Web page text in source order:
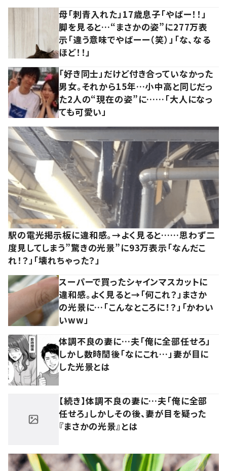
母「刺青入れた」17歳息子「やばー！！」
脚を見ると…“まさかの姿”に277万表
示「違う意味でやばーー（笑）」「な、なる
ほど！！」
「好き同士」だけど付き合っていなかった
男女。それから15年…小中高と同じだっ
た2人の“現在の姿”に……「大人になっ
ても可愛い」
駅の電光掲示板に違和感。→よく見ると……思わず二
度見してしまう”驚きの光景”に93万表示「なんだこ
れ！？」「壊れちゃった？」
スーパーで買ったシャインマスカットに
違和感。よく見ると→「何これ？」まさか
の光景に…「こんなところに！？」「かわい
いww」
体調不良の妻に…夫「俺に全部任せろ」
しかし数時間後「なにこれ…」妻が目に
した光景とは
【続き】体調不良の妻に…夫「俺に全部
任せろ」しかしその後、妻が目を疑った
『まさかの光景』とは